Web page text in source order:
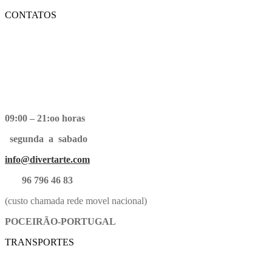
CONTATOS
09:00 – 21:oo horas
segunda a sabado
info@divertarte.com
96 796 46 83
(custo chamada rede movel nacional)
POCEIRÃO-PORTUGAL
TRANSPORTES